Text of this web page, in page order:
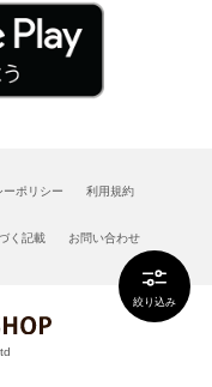
絞り込み
ーポリシー 利用規約
く記載 お問い合わせ